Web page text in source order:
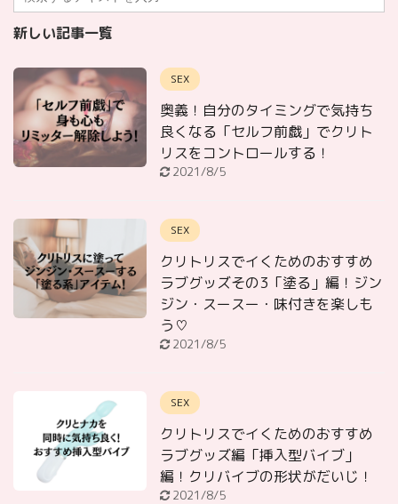
新しい記事一覧
SEX
奥義！自分のタイミングで気持ち
良くなる「セルフ前戯」でクリト
リスをコントロールする！
2021/8/5
SEX
クリトリスでイくためのおすすめ
ラブグッズその3「塗る」編！ジン
ジン・スースー・味付きを楽しも
う♡
2021/8/5
SEX
クリトリスでイくためのおすすめ
ラブグッズ編「挿入型バイブ」
編！クリバイブの形状がだいじ！
2021/8/5